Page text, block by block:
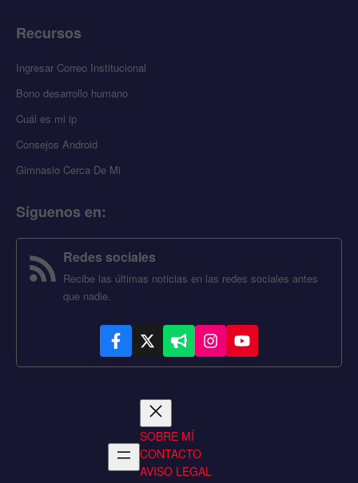
Recursos
Ingresar Correo Institucional
Bono desarrollo humano
Cuál es mi ip
Consejos Android
Gimnasio Cerca De Mi
Síguenos en:
Redes sociales
Recibe las últimas noticias en las redes sociales antes
que nadie.
SOBRE MÍ
CONTACTO
AVISO LEGAL